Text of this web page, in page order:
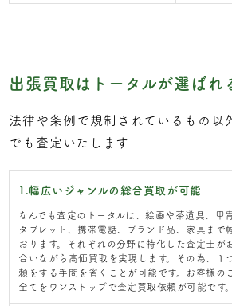
出張買取はトータルが選ばれ
法律や条例で規制されているもの以
でも査定いたします
1.幅広いジャンルの総合買取が可能
なんでも査定のトータルは、絵画や茶道具、甲
タブレット、携帯電話、ブランド品、家具まで
おります。それぞれの分野に特化した査定士が
合いながら高価買取を実現します。その為、１
頼をする手間を省くことが可能です。お客様の
全てをワンストップで査定買取依頼が可能です。